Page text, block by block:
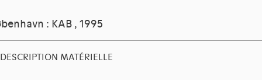
: KAB , 1995
DESCRIPTION MATÉRIELLE